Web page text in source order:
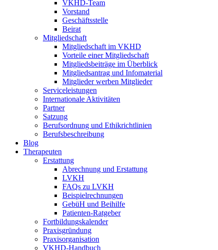
VKHD-Team
Vorstand
Geschäftsstelle
Beirat
Mitgliedschaft
Mitgliedschaft im VKHD
Vorteile einer Mitgliedschaft
Mitgliedsbeiträge im Überblick
Mitgliedsantrag und Infomaterial
Mitglieder werben Mitglieder
Serviceleistungen
Internationale Aktivitäten
Partner
Satzung
Berufsordnung und Ethikrichtlinien
Berufsbeschreibung
Blog
Therapeuten
Erstattung
Abrechnung und Erstattung
LVKH
FAQs zu LVKH
Beispielrechnungen
GebüH und Beihilfe
Patienten-Ratgeber
Fortbildungskalender
Praxisgründung
Praxisorganisation
VKHD-Handbuch